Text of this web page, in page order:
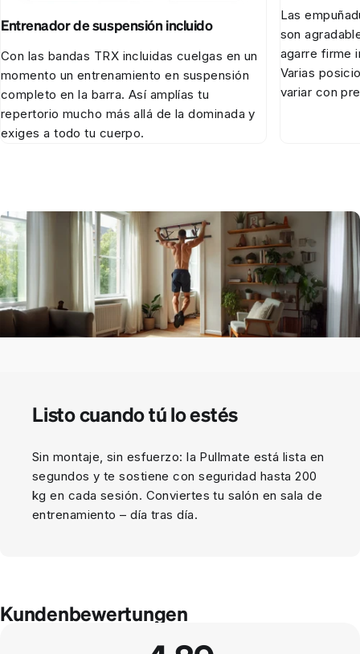
Entrenador de suspensión incluido
Con las bandas TRX incluidas cuelgas en un
momento un entrenamiento en suspensión
completo en la barra. Así amplías tu
repertorio mucho más allá de la dominada y
exiges a todo tu cuerpo.
Las
son
agarre firme
Varias
variar con
Listo cuando tú lo estés
Sin montaje, sin esfuerzo: la Pullmate está lista en
segundos y te sostiene con seguridad hasta 200
kg en cada sesión. Conviertes tu salón en sala de
entrenamiento – día tras día.
Kundenbewertungen